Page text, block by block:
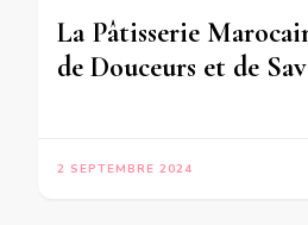
La Pâtisserie
de Douceurs et de
2 SEPTEMBRE 2024